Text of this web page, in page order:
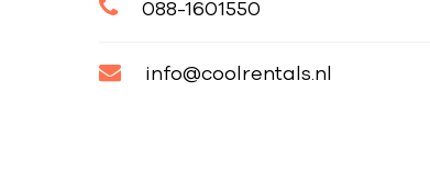
088-1601550
info@coolrentals.nl